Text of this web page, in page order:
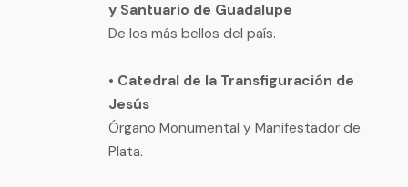
y Santuario de Guadalupe
De los más bellos del país.
• Catedral de la Transfiguración de
Jesús
Órgano Monumental y Manifestador de
Plata.